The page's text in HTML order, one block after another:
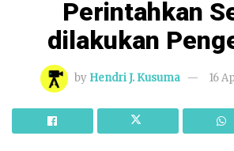
Perintahkan
dilakukan
by Hendri J. Kusuma 16